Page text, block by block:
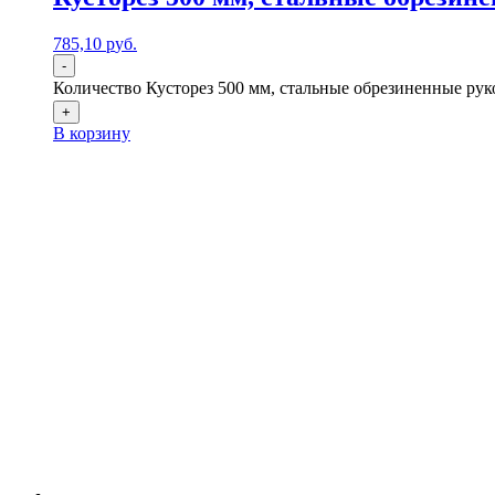
785,10 руб.
-
Количество Кусторез 500 мм, стальные обрезиненные
+
В корзину